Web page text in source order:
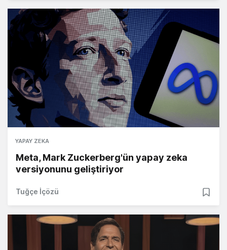
YAPAY ZEKA
Meta, Mark Zuckerberg'ün yapay zeka
versiyonunu geliştiriyor
Tuğçe İçözü